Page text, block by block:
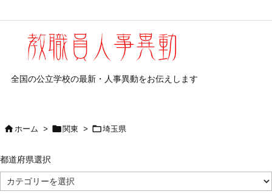
全国の公立学校の最新・人事異動をお伝えします
ホーム >  関東 > 埼玉県
都道府県選択
道